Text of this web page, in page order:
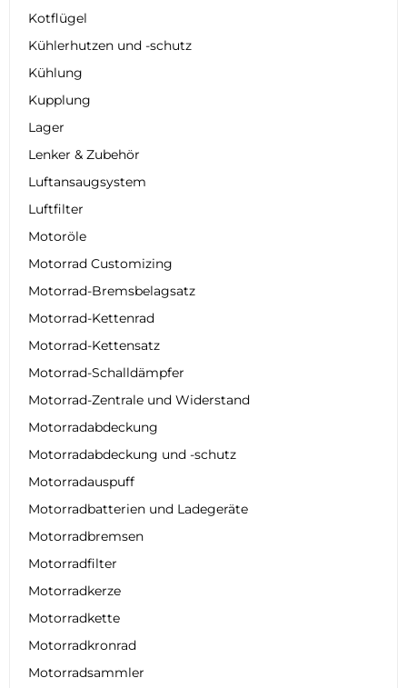
Kotflügel
Kühlerhutzen und -schutz
Kühlung
Kupplung
Lager
Lenker & Zubehör
Luftansaugsystem
Luftfilter
Motoröle
Motorrad Customizing
Motorrad-Bremsbelagsatz
Motorrad-Kettenrad
Motorrad-Kettensatz
Motorrad-Schalldämpfer
Motorrad-Zentrale und Widerstand
Motorradabdeckung
Motorradabdeckung und -schutz
Motorradauspuff
Motorradbatterien und Ladegeräte
Motorradbremsen
Motorradfilter
Motorradkerze
Motorradkette
Motorradkronrad
Motorradsammler